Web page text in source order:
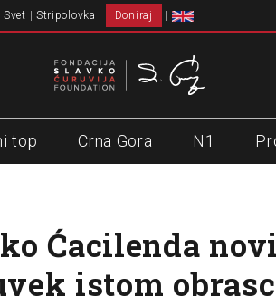
Svet Stripolovka Doniraj
top Crna Gora N1
Ćacilenda
istom